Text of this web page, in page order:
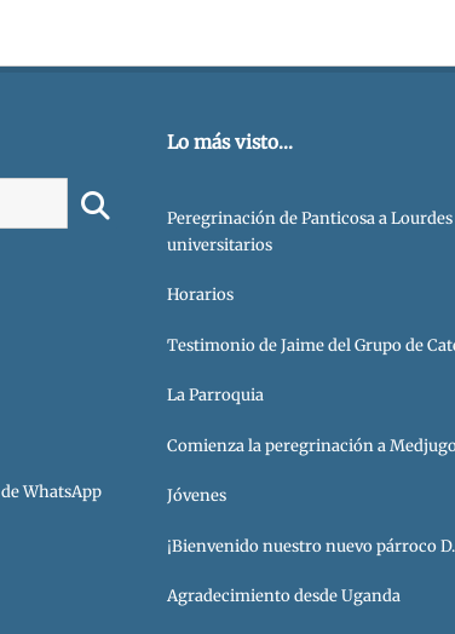
WhatsApp
Lo más visto...
Peregrinación de Panticosa a
universitarios
Horarios
Testimonio de Jaime del Grupo de
La Parroquia
Comienza la peregrinación a
Jóvenes
¡Bienvenido nuestro nuevo párroco
Agradecimiento desde Uganda